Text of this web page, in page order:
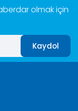
olmak için
Kaydol